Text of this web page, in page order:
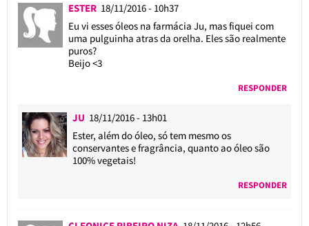
ESTER 18/11/2016 - 10h37
Eu vi esses óleos na farmácia Ju, mas fiquei com
uma pulguinha atras da orelha. Eles são realmente
puros?
Beijo <3
RESPONDER
JU 18/11/2016 - 13h01
Ester, além do óleo, só tem mesmo os
conservantes e fragrância, quanto ao óleo são
100% vegetais!
RESPONDER